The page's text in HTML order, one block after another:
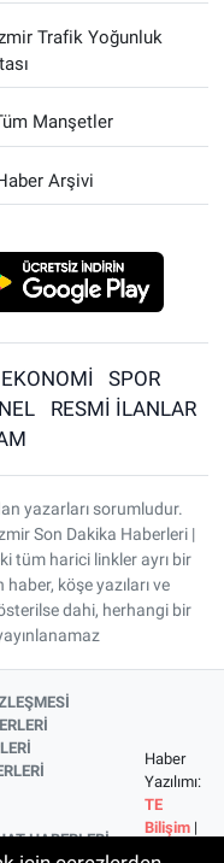
Trafik Yoğunluk
Manşetler
Arşivi
EKONOMİ
SPOR
RESMİ İLANLAR
yazarları sorumludur.
Son Dakika Haberleri |
tüm harici linkler ayrı bir
köşe yazıları ve
dahi, herhangi bir
HABERLERİ
Haber
Yazılımı:
TE
Bilişim |